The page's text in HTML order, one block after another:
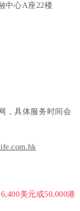
中心A座22楼
，具体服务时间会
美元或50,000港